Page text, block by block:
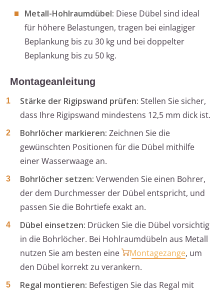
Metall-Hohlraumdübel: Diese Dübel sind ideal
für höhere Belastungen, tragen bei einlagiger
Beplankung bis zu 30 kg und bei doppelter
Beplankung bis zu 50 kg.
Montageanleitung
Stärke der Rigipswand prüfen: Stellen Sie sicher,
dass Ihre Rigipswand mindestens 12,5 mm dick ist.
Bohrlöcher markieren: Zeichnen Sie die
gewünschten Positionen für die Dübel mithilfe
einer Wasserwaage an.
Bohrlöcher setzen: Verwenden Sie einen Bohrer,
der dem Durchmesser der Dübel entspricht, und
passen Sie die Bohrtiefe exakt an.
Dübel einsetzen: Drücken Sie die Dübel vorsichtig
in die Bohrlöcher. Bei Hohlraumdübeln aus Metall
nutzen Sie am besten eine
Montagezange, um
den Dübel korrekt zu verankern.
Regal montieren: Befestigen Sie das Regal mit